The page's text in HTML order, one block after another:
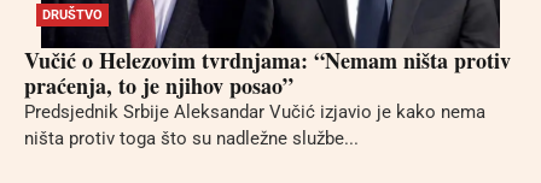
DRUŠTVO
Vučić o Helezovim tvrdnjama: “Nemam ništa protiv
praćenja, to je njihov posao”
Predsjednik Srbije Aleksandar Vučić izjavio je kako nema
ništa protiv toga što su nadležne službe...